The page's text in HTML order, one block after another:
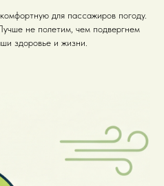
для пассажиров погоду.
не полетим, чем подвергнем
здоровье и жизни.